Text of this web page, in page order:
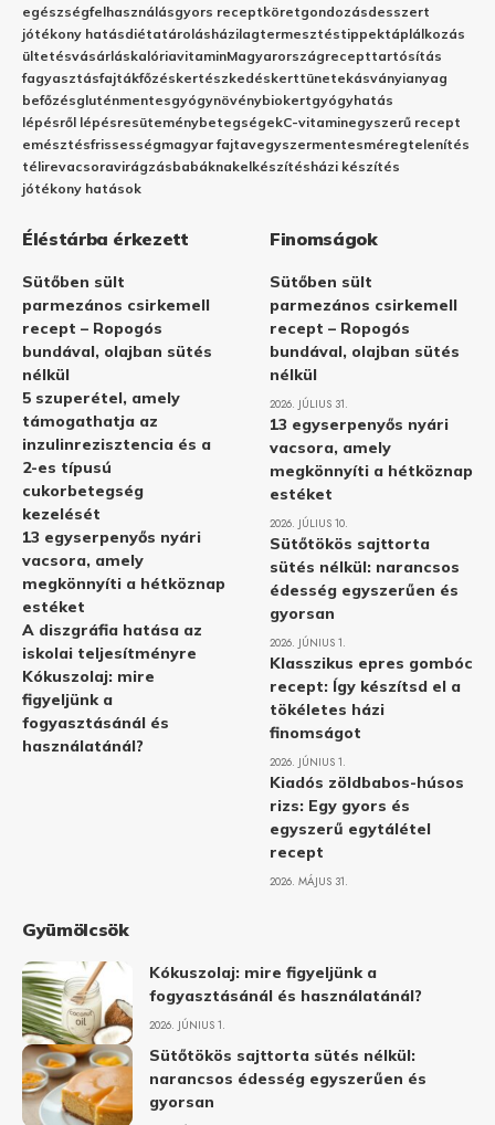
egészségfelhasználásgyors receptköretgondozásdesszert
jótékony hatásdiétatárolásházilagtermesztéstippektáplálkozás
ültetésvásárláskalóriavitaminMagyarországrecepttartósítás
fagyasztásfajtákfőzéskertészkedéskerttünetekásványianyag
befőzésgluténmentesgyógynövénybiokertgyógyhatás
lépésről lépésresüteménybetegségekC-vitaminegyszerű recept
emésztésfrissességmagyar fajtavegyszermentesméregtelenítés
télirevacsoravirágzásbabáknakelkészítésházi készítés
jótékony hatások
Éléstárba érkezett
Sütőben sült
parmezános csirkemell
recept – Ropogós
bundával, olajban sütés
nélkül
5 szuperétel, amely
támogathatja az
inzulinrezisztencia és a
2-es típusú
cukorbetegség
kezelését
13 egyserpenyős nyári
vacsora, amely
megkönnyíti a hétköznap
estéket
A diszgráfia hatása az
iskolai teljesítményre
Kókuszolaj: mire
figyeljünk a
fogyasztásánál és
használatánál?
Finomságok
Sütőben sült
parmezános csirkemell
recept – Ropogós
bundával, olajban sütés
nélkül
2026. JÚLIUS 31.
13 egyserpenyős nyári
vacsora, amely
megkönnyíti a hétköznap
estéket
2026. JÚLIUS 10.
Sütőtökös sajttorta
sütés nélkül: narancsos
édesség egyszerűen és
gyorsan
2026. JÚNIUS 1.
Klasszikus epres gombóc
recept: Így készítsd el a
tökéletes házi
finomságot
2026. JÚNIUS 1.
Kiadós zöldbabos-húsos
rizs: Egy gyors és
egyszerű egytálétel
recept
2026. MÁJUS 31.
Gyümölcsök
Kókuszolaj: mire figyeljünk a
fogyasztásánál és használatánál?
2026. JÚNIUS 1.
Sütőtökös sajttorta sütés nélkül:
narancsos édesség egyszerűen és
gyorsan